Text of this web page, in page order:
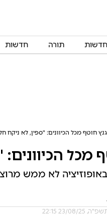
תורה חדשות
גנץ חוטף מכל הכיוונים: "ספין, לא ניקח
מכל
לא ממש
25 22:15